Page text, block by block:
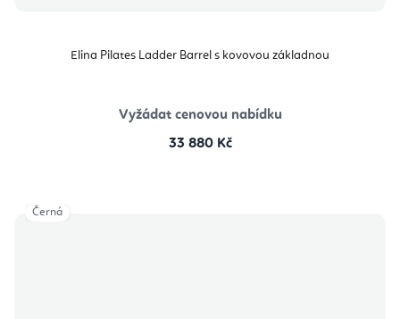
Elina Pilates Ladder Barrel s kovovou základnou
Vyžádat cenovou nabídku
33 880 Kč
Černá